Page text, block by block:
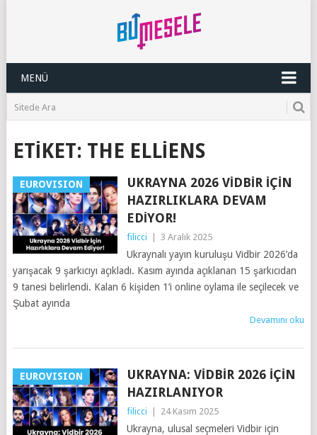
MENÜ
ETIKET: THE ELLIENS
EUROVISION
UKRAYNA 2026 VIDBIR İÇIN
HAZIRLIKLARA DEVAM
EDIYOR!
filicci 3 Aralık 2025
Ukraynalı yayın kuruluşu Vidbir 2026’da
yarışacak 9 şarkıcıyı açıkladı. Kasım ayında açıklanan 15 şarkıcıdan
9 tanesi belirlendi. Kalan 6 kişiden 1’i online oylama ile seçilecek ve
Şubat ayında
Devamını oku
EUROVISION
UKRAYNA: VIDBIR 2026 IÇIN
HAZIRLANIYOR
filicci 24 Kasım 2025
Ukrayna, ulusal seçmeleri Vidbir için